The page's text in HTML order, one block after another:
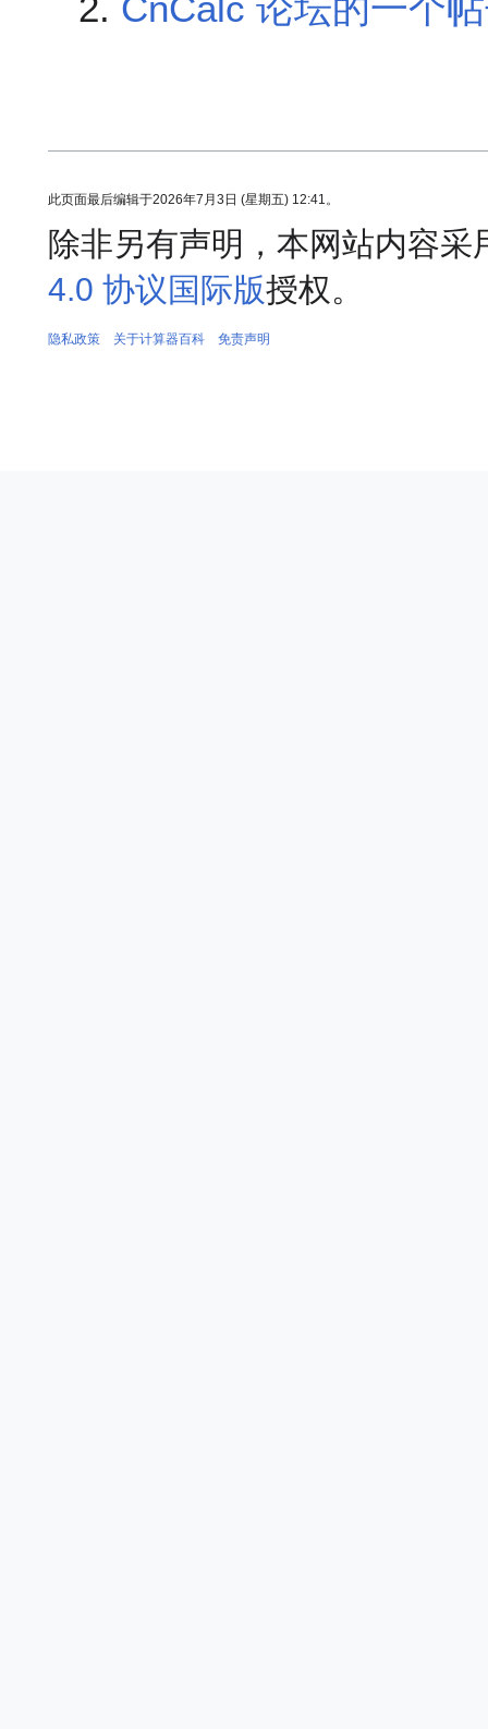
此页面最后编辑于2026年7月3日 (星期五) 12:41。
除非另有声明，本网站内容采
4.0 协议国际版授权。
隐私政策 关于计算器百科 免责声明